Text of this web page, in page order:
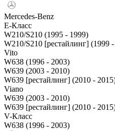
Mercedes-Benz
E-Класс
W210/S210 (1995 - 1999)
W210/S210 [рестайлинг] (1999
Vito
W638 (1996 - 2003)
W639 (2003 - 2010)
W639 [рестайлинг] (2010 -
Viano
W639 (2003 - 2010)
W639 [рестайлинг] (2010 -
V-Класс
W638 (1996 - 2003)